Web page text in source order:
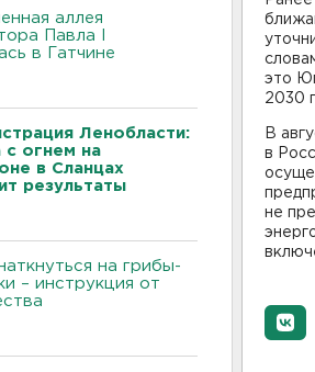
аллея
Павла I
в Гатчине
Ленобласти:
с огнем на
в Сланцах
результаты
на грибы-
– инструкция от
это
2030
В
в
не